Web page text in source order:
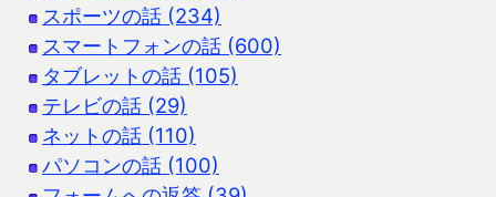
スポーツの話 (234)
スマートフォンの話 (600)
タブレットの話 (105)
テレビの話 (29)
ネットの話 (110)
パソコンの話 (100)